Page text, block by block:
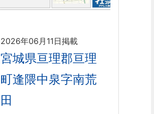
2026年06月11日掲載
宮城県亘理郡亘理
町逢隈中泉字南荒
田